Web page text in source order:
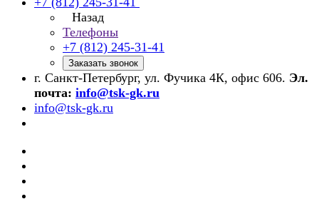
Назад
Телефоны
+7 (812) 245-31-41
Заказать звонок
г. Санкт-Петербург, ул. Фучика 4К, офис 606. Эл.
почта: info@tsk-gk.ru
info@tsk-gk.ru